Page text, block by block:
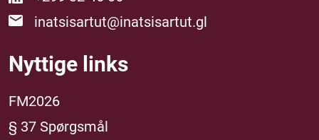
inatsisartut@inatsisartut.gl
Nyttige links
FM2026
§ 37 Spørgsmål